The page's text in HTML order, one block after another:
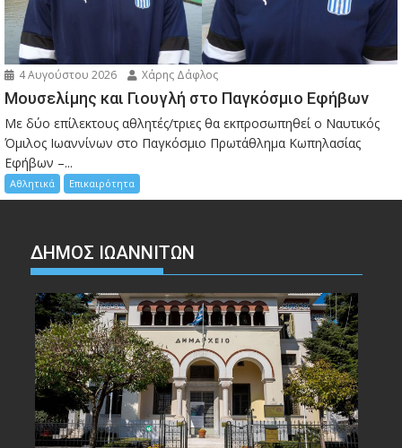
4 Αυγούστου 2026 Χάρης Δάφλος
Μουσελίμης και Γιουγλή στο Παγκόσμιο Εφήβων
Mε δύο επίλεκτους αθλητές/τριες θα εκπροσωπηθεί ο Ναυτικός
Όμιλος Ιωαννίνων στο Παγκόσμιο Πρωτάθλημα Κωπηλασίας
Εφήβων –...
Αθλητικά Επικαιρότητα
ΔΗΜΟΣ ΙΩΑΝΝΙΤΩΝ